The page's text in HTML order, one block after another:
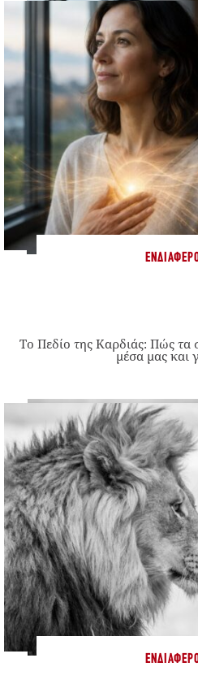
Το Πεδίο της Καρδιάς: Πώς τα
μέσα μας και